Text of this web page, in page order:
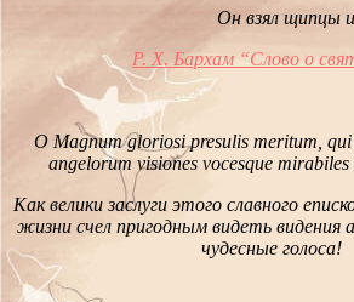
Он взял щипцы
Р. Х. Бархам “Слово о
О Magnum gloriosi presulis meritum, qui
angelorum visiones vocesque
Как велики заслуги этого славного
жизни счел пригодным видеть видения
чудесные голоса!